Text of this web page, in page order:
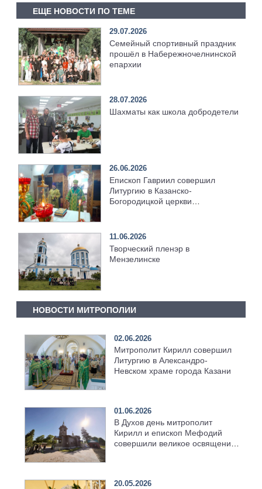
ЕЩЕ НОВОСТИ ПО ТЕМЕ
29.07.2026
Семейный спортивный праздник
прошёл в Набережночелнинской
епархии
28.07.2026
Шахматы как школа добродетели
26.06.2026
Епископ Гавриил совершил
Литургию в Казанско-
Богородицкой церкви
11.06.2026
Творческий пленэр в
Мензелинске
НОВОСТИ МИТРОПОЛИИ
02.06.2026
Митрополит Кирилл совершил
Литургию в Александро-
Невском храме города Казани
01.06.2026
В Духов день митрополит
Кирилл и епископ Мефодий
совершили великое освящение
20.05.2026